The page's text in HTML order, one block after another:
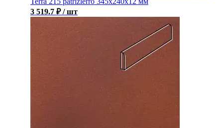
3 519.7 ₽ / шт